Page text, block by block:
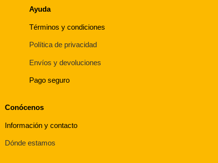
Ayuda
Términos y condiciones
Política de privacidad
Envíos y devoluciones
Pago seguro
Conócenos
Información y contacto
Dónde estamos